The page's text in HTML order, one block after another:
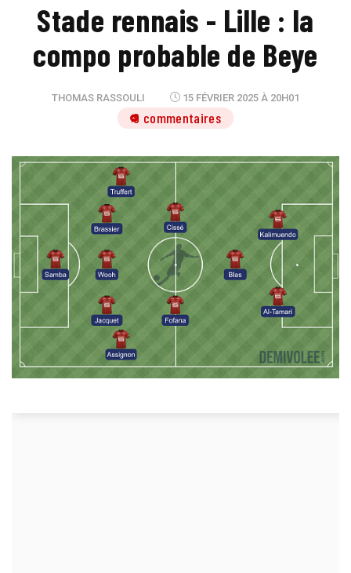
Stade rennais - Lille : la
compo probable de Beye
THOMAS RASSOULI 15 FÉVRIER 2025 À 20H01
9 commentaires